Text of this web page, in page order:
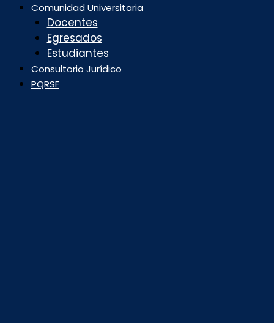
Comunidad Universitaria
Docentes
Egresados
Estudiantes
Consultorio Jurídico
PQRSF